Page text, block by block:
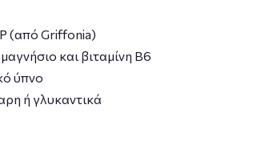
(από Griffonia)
και βιταμίνη Β6
ύπνο
ή γλυκαντικά